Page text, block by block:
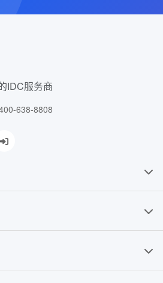
IDC服务商
638-8808